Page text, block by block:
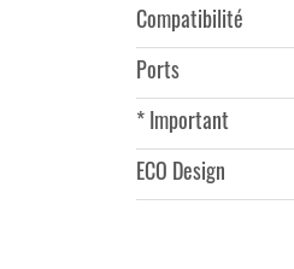
Compatibilité
Ports
* Important
ECO Design